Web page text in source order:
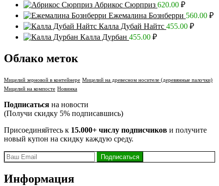
Абрикос Сюрприз 620.00 ₽
Ежемалина Бознберри 560.00 ₽
Калла Дубай Найтс 455.00 ₽
Калла Дурбан 455.00 ₽
Облако меток
Мицелий зерновой в контейнере Мицелий на древесном носителе (деревянные палочки)
Мицелий на компосте Новинка
Подписаться на новости
(Получи скидку 5% подписавшись)
Присоединяйтесь к 15.000+ числу подписчиков и получите
новый купон на скидку каждую среду.
Информация